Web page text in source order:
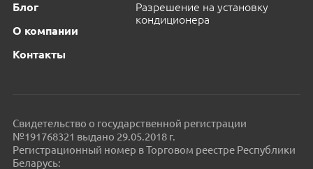
Блог
О компании
Контакты
Разрешение на установку
кондиционера
Свидетельство о государственной регистрации
№191768321 выдано 29.05.2018 г.
Регистрационный номер в Торговом реестре Республики
Беларусь: